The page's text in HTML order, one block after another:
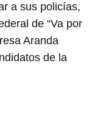
a sus policías,
de “Va por
Aranda
de la